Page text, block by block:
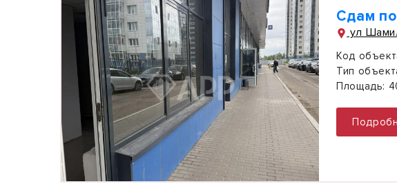
Сдам
ул
Код
Тип
Площадь: